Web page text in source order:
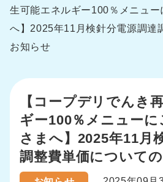
生可能エネルギー100％メニュー
へ】2025年11月検針分電源調達
お知らせ
【コープデリでんき
ギー100％メニューに
さまへ】2025年11月
調整費単価について